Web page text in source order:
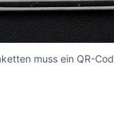
muss ein QR-